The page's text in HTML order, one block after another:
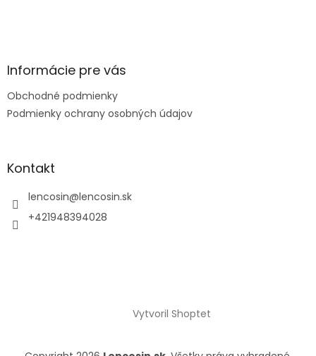
Informácie pre vás
Obchodné podmienky
Podmienky ochrany osobných údajov
Kontakt
lencosin@lencosin.sk
+421948394028
Vytvoril Shoptet